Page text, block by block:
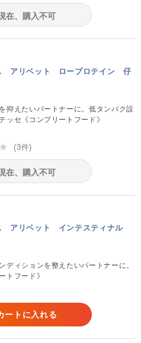
在、購入不可
アリベット ロープロテイン 仔
抑えたいパートナーに。低タンパク設
ッセ《コンプリートフード》
(3件)
在、購入不可
アリベット インテスティナル
ディションを整えたいパートナーに。
トフード》
ートに入れる